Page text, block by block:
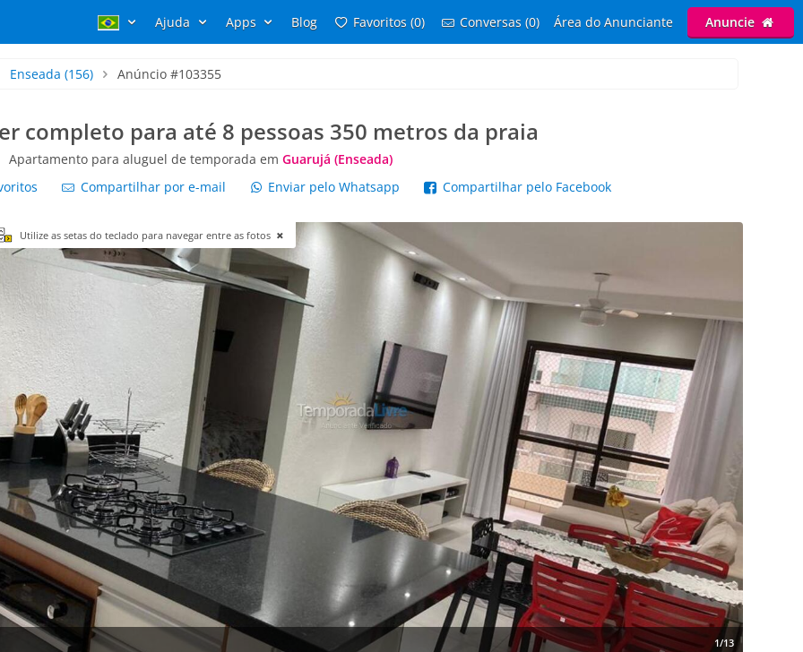
Ajuda Apps Blog Favoritos (0) Conversas (0) Área do Anunciante Anuncie
Enseada (156) Anúncio #103355
completo para até 8 pessoas 350 metros da praia
Apartamento para aluguel de temporada em Guarujá (Enseada)
Compartilhar por e-mail Enviar pelo Whatsapp Compartilhar pelo Facebook
Utilize as setas do teclado para navegar entre as fotos
1/13